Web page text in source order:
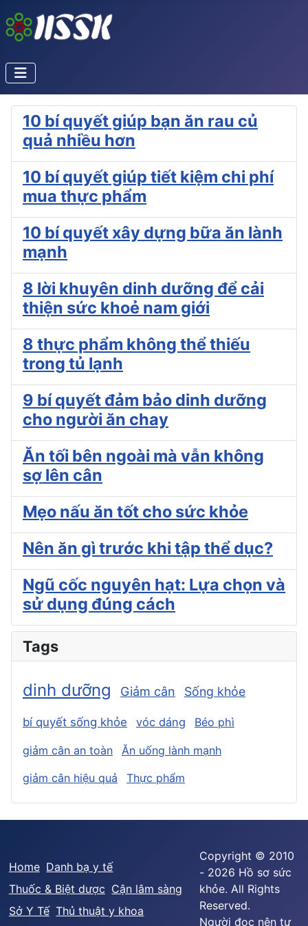
10 bí quyết giúp bạn ăn rau củ
quả nhiều hơn
10 bí quyết giúp tiết kiệm chi phí
mua thực phẩm
10 bí quyết xây dựng bữa ăn lành
mạnh
8 lời khuyên dinh dưỡng để cải
thiện sức khoẻ nam giới
8 thực phẩm không thể thiếu
trong tủ lạnh
9 bí quyết đảm bảo dinh dưỡng
cho người ăn chay
Ăn tối bên ngoài mà vẫn không
sợ lên cân
Mẹo nấu ăn tốt cho sức khỏe
Nên ăn gì trước khi tập thể dục?
Ngũ cốc nguyên hạt: Lựa chọn và
sử dụng đúng cách
Tags
dinh dưỡng Giảm cân Sống khỏe
bí quyết sống khỏe vóc dáng Béo phì
giảm cân an toàn
Ăn uống lành mạnh
giảm cân hiệu quả
Thực phẩm
Home Danh bạ y tế
Thuốc & Biệt dược Cận lâm sàng
Sở Y Tế Thủ thuật y khoa
Copyright © 2010
- 2026 Hồ sơ sức
khỏe. All Rights
Reserved.
Người đọc nên tư